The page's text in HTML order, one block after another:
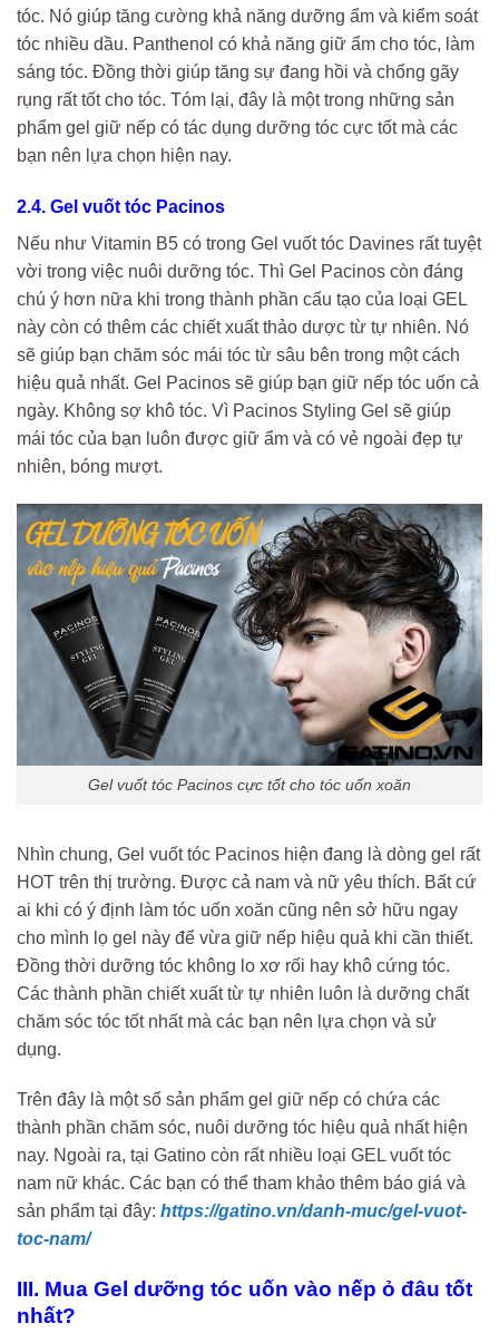
tóc. Nó giúp tăng cường khả năng dưỡng ẩm và kiểm soát
tóc nhiều dầu. Panthenol có khả năng giữ ẩm cho tóc, làm
sáng tóc. Đồng thời giúp tăng sự đang hồi và chống gãy
rụng rất tốt cho tóc. Tóm lại, đây là một trong những sản
phẩm gel giữ nếp có tác dụng dưỡng tóc cực tốt mà các
bạn nên lựa chọn hiện nay.
2.4. Gel vuốt tóc Pacinos
Nếu như Vitamin B5 có trong Gel vuốt tóc Davines rất tuyệt
vời trong việc nuôi dưỡng tóc. Thì Gel Pacinos còn đáng
chú ý hơn nữa khi trong thành phần cấu tạo của loại GEL
này còn có thêm các chiết xuất thảo dược từ tự nhiên. Nó
sẽ giúp bạn chăm sóc mái tóc từ sâu bên trong một cách
hiệu quả nhất. Gel Pacinos sẽ giúp bạn giữ nếp tóc uốn cả
ngày. Không sợ khô tóc. Vì Pacinos Styling Gel sẽ giúp
mái tóc của bạn luôn được giữ ẩm và có vẻ ngoài đẹp tự
nhiên, bóng mượt.
Gel vuốt tóc Pacinos cực tốt cho tóc uốn xoăn
Nhìn chung, Gel vuốt tóc Pacinos hiện đang là dòng gel rất
HOT trên thị trường. Được cả nam và nữ yêu thích. Bất cứ
ai khi có ý định làm tóc uốn xoăn cũng nên sở hữu ngay
cho mình lọ gel này để vừa giữ nếp hiệu quả khi cần thiết.
Đồng thời dưỡng tóc không lo xơ rối hay khô cứng tóc.
Các thành phần chiết xuất từ tự nhiên luôn là dưỡng chất
chăm sóc tóc tốt nhất mà các bạn nên lựa chọn và sử
dụng.
Trên đây là một số sản phẩm gel giữ nếp có chứa các
thành phần chăm sóc, nuôi dưỡng tóc hiệu quả nhất hiện
nay. Ngoài ra, tại Gatino còn rất nhiều loại GEL vuốt tóc
nam nữ khác. Các bạn có thể tham khảo thêm báo giá và
sản phẩm tại đây: https://gatino.vn/danh-muc/gel-vuot-
toc-nam/
III. Mua Gel dưỡng tóc uốn vào nếp ỏ đâu tốt
nhất?